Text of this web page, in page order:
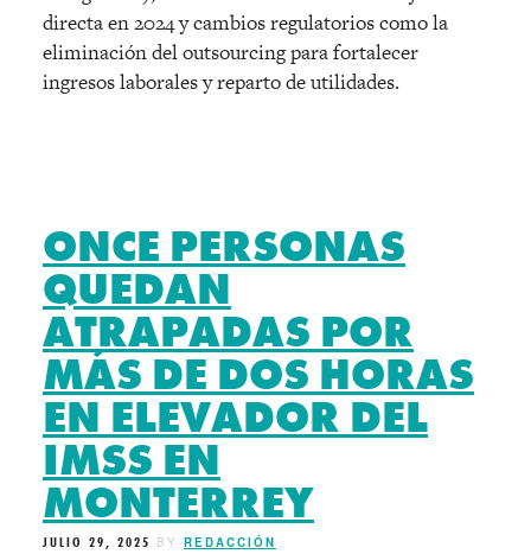
directa en 2024 y cambios regulatorios como la
eliminación del outsourcing para fortalecer
ingresos laborales y reparto de utilidades.
ONCE PERSONAS
QUEDAN
ATRAPADAS POR
MÁS DE DOS HORAS
EN ELEVADOR DEL
IMSS EN
MONTERREY
JULIO 29, 2025 BY REDACCIÓN